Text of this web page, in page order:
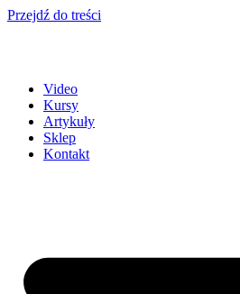
Przejdź do treści
Video
Kursy
Artykuły
Sklep
Kontakt